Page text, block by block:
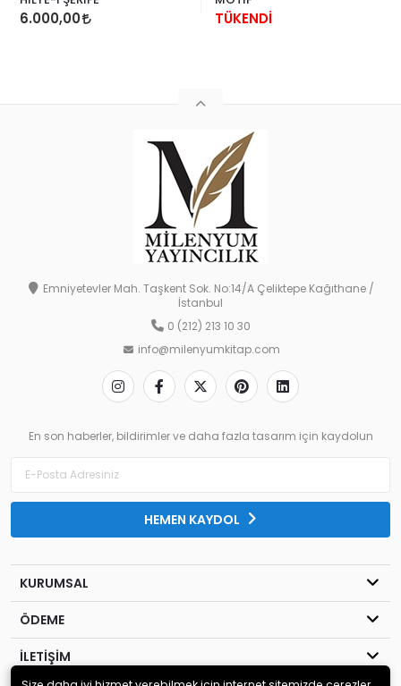
6.000,00 TÜKENDİ
Emniyetevler Mah. Taşkent Sok. No:14/A Çeliktepe Kağıthane /
İstanbul
0 (212) 213 10 30
info@milenyumkitap.com
En son haberler, bildirimler ve daha fazla tasarım için kaydolun
HEMEN KAYDOL
KURUMSAL
ÖDEME
İLETİŞİM